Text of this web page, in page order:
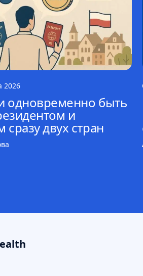
2026
одновременно быть
и
двух стран